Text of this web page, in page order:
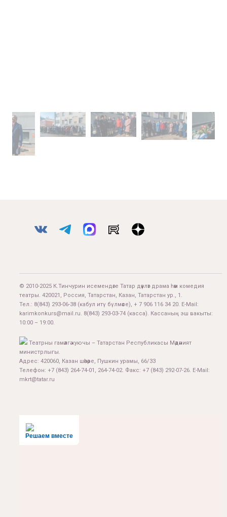
© 2010-2025 К.Тинчурин исемендәге Татар дәүләт драма һәм комедия
театры. 420021, Россия, Татарстан, Казан, Татарстан ур., 1.
Тел.: 8(843) 293-06-38 (кабул итү бүлмәсе), + 7 906 116 34 20. E-Mail:
karimkonkurs@mail.ru. 8(843) 293-03-74 (касса). Кассаның эш вакыты:
10:00 – 19:00.
Театрны гамәлгә куючы – Татарстан Республикасы Мәдәният
министрлыгы.
Адрес: 420060, Казан шәһәре, Пушкин урамы, 66/33
Телефон: +7 (843) 264-74-01, 264-74-02. Факс: +7 (843) 292-07-26. E-Mail:
mkrt@tatar.ru
Решаем вместе